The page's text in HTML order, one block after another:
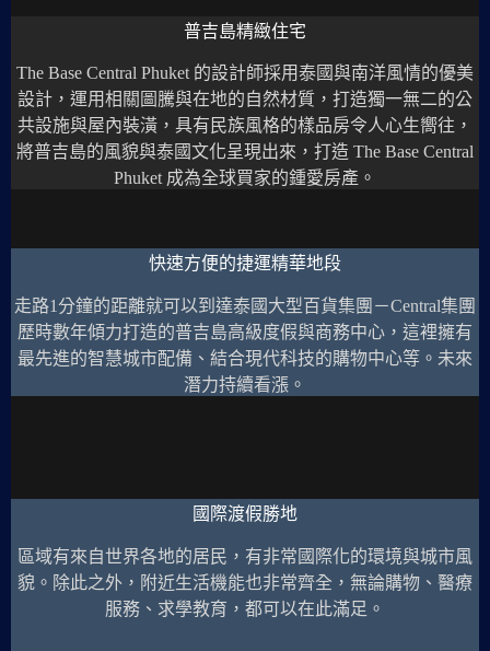
普吉島精緻住宅
The Base Central Phuket 的設計師採用泰國與南洋風情的優美
設計，運用相關圖騰與在地的自然材質，打造獨一無二的公
共設施與屋內裝潢，具有民族風格的樣品房令人心生嚮往，
將普吉島的風貌與泰國文化呈現出來，打造 The Base Central
Phuket 成為全球買家的鍾愛房產。
快速方便的捷運精華地段
走路1分鐘的距離就可以到達泰國大型百貨集團－Central集團
歷時數年傾力打造的普吉島高級度假與商務中心，這裡擁有
最先進的智慧城市配備、結合現代科技的購物中心等。未來
潛力持續看漲。
國際渡假勝地
區域有來自世界各地的居民，有非常國際化的環境與城市風
貌。除此之外，附近生活機能也非常齊全，無論購物、醫療
服務、求學教育，都可以在此滿足。